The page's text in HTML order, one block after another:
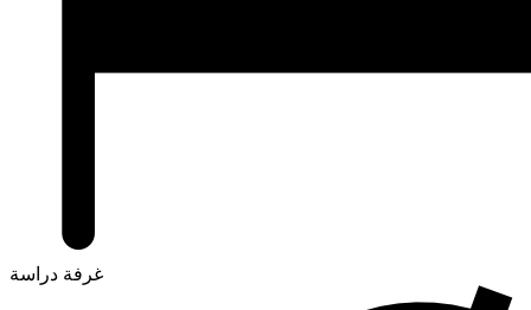
غرفة دراسة